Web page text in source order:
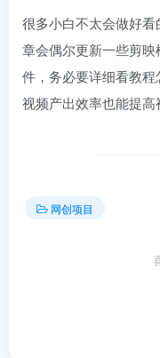
很多小白不太会做好
章会偶尔更新一些剪
件，务必要详细看教
视频产出效率也能提高
网创项目